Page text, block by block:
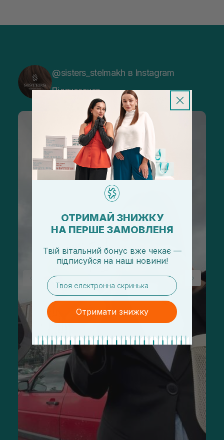
@sisters_stelmakh в Instagram
Підписатися
ОТРИМАЙ ЗНИЖКУ
НА ПЕРШЕ ЗАМОВЛЕНЯ
Твій вітальний бонус вже чекає —
підписуйся на наші новини!
email
Отримати знижку